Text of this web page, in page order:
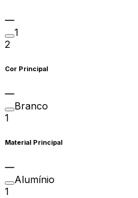
1
2
Cor Principal
Branco
1
Material Principal
Alumínio
1